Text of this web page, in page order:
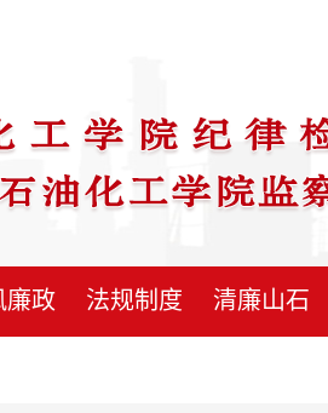
廉政 法规制度 清廉山石